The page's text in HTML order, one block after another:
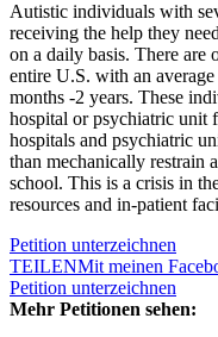
Autistic individuals with
receiving the help they
on a daily basis. There are
entire U.S. with an
months -2 years. These
hospital or psychiatric unit
hospitals and psychiatric
than mechanically restrain
school. This is a crisis in
resources and in-patient
Petition unterzeichnen
TEILENMit meinen
Petition unterzeichnen
Mehr Petitionen sehen: